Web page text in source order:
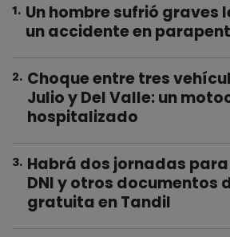
1. Un hombre sufrió graves
un accidente en
2. Choque entre tres
Julio y Del Valle: un
hospitalizado
3. Habrá dos jornadas
DNI y otros documentos
gratuita en Tandil